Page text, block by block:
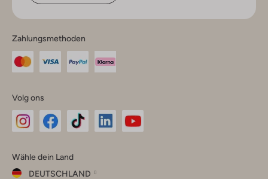
Zahlungsmethoden
Volg ons
Instagram
Facebook
TikTok
Wähle dein Land
DEUTSCHLAND